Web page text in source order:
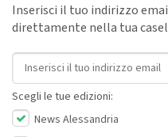
Inserisci il tuo indirizzo
direttamente nella tua
Indirizzo email
Scegli le tue edizioni:
News Alessandria